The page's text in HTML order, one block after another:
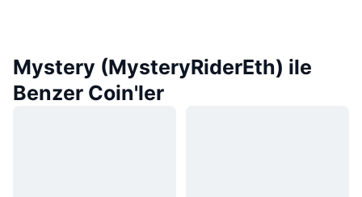
Mystery (MysteryRiderEth) ile
Benzer Coin'ler